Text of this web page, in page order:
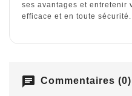
ses avantages et entretenir
efficace et en toute sécurité.
chat Commentaires (0)